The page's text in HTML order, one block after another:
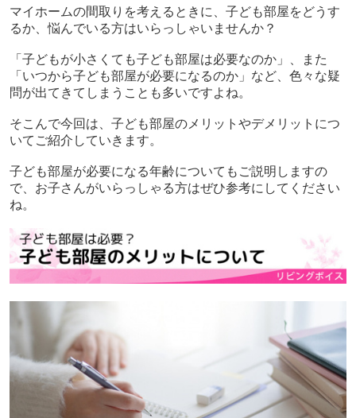
マイホームの間取りを考えるときに、子ども部屋をどうす
るか、悩んでいる方はいらっしゃいませんか？
「子どもが小さくても子ども部屋は必要なのか」、また
「いつから子ども部屋が必要になるのか」など、色々な疑
問が出てきてしまうことも多いですよね。
そこんで今回は、子ども部屋のメリットやデメリットにつ
いてご紹介していきます。
子ども部屋が必要になる年齢についてもご説明しますの
で、お子さんがいらっしゃる方はぜひ参考にしてください
ね。